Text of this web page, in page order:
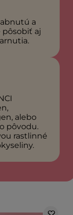
a
aj
alebo
pôvodu.
rastlinné